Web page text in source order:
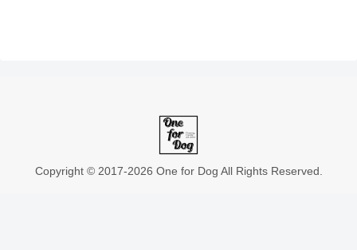
Copyright © 2017-2026 One for Dog All Rights Reserved.